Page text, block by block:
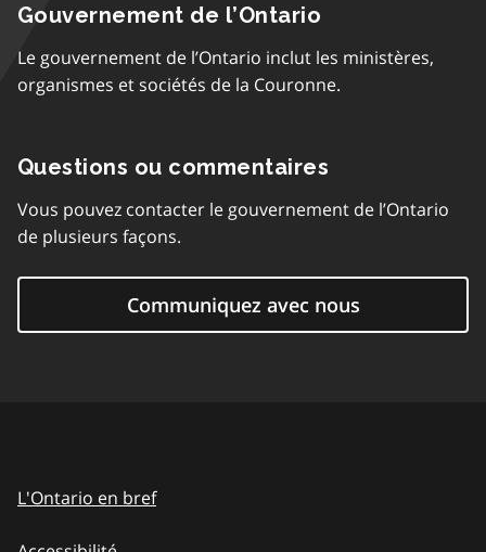
Gouvernement de l’Ontario
Le gouvernement de l’Ontario inclut les ministères,
organismes et sociétés de la Couronne.
Questions ou commentaires
Vous pouvez contacter le gouvernement de l’Ontario
de plusieurs façons.
Communiquez avec nous
L'Ontario en bref